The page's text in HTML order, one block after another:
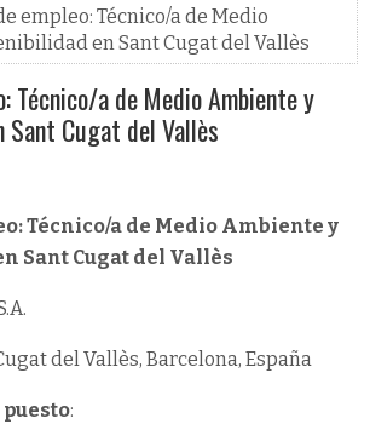
empleo: Técnico/a de Medio
en Sant Cugat del Vallès
Técnico/a de Medio Ambiente y
Sant Cugat del Vallès
Técnico/a de Medio Ambiente y
Sant Cugat del Vallès
del Vallès, Barcelona, España
: